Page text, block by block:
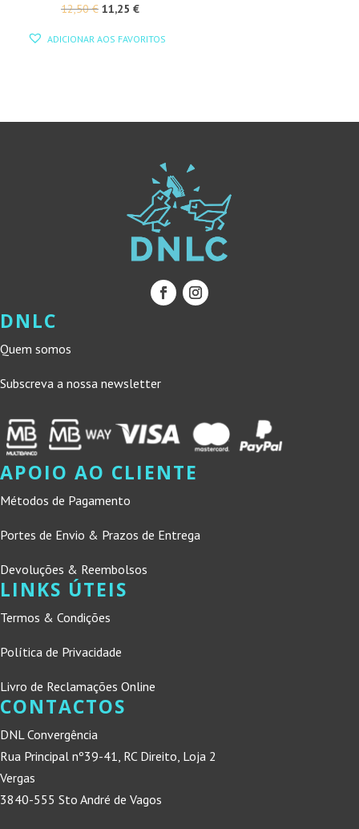
12,50€ O
11,25 €O
ADICIONAR AOS FAVORITOS
DNLC
Quem somos
Subscreva a nossa newsletter
APOIO AO CLIENTE
Métodos de Pagamento
Portes de Envio & Prazos de Entrega
Devoluções & Reembolsos
LINKS ÚTEIS
Termos & Condições
Política de Privacidade
Livro de Reclamações Online
CONTACTOS
DNL Convergência
Rua Principal nº39-41, RC Direito, Loja 2
Vergas
3840-555 Sto André de Vagos